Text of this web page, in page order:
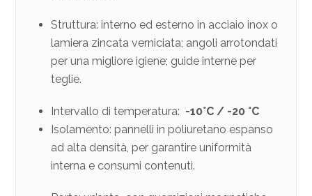
Struttura: interno ed esterno in acciaio inox o
lamiera zincata verniciata; angoli arrotondati
per una migliore igiene; guide interne per
teglie.
Intervallo di temperatura: -10°C / -20 °C
Isolamento: pannelli in poliuretano espanso
ad alta densità, per garantire uniformità
interna e consumi contenuti.